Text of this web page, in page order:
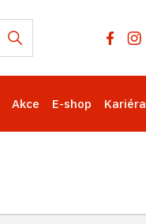
Akce E-shop Kariéra